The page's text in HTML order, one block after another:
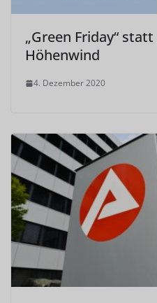
„Green Friday“
Höhenwind
4. Dezember 2020